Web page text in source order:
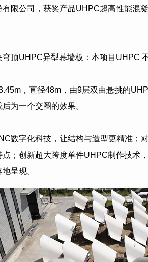
限公司 ，获奖产品UHPC超高性能混
顶UHPC异型幕墙板：本项目UHPC
，直径48m，由9层双曲悬挑的
为一个交圈的效果。
数字化科技，让结构与造型更精准；
；创新超大跨度单件UHPC制作技术
呈现。